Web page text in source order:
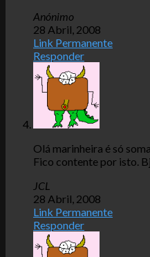
Anónimo
28 Abril, 2008
Link Permanente
Responder
Olá marinheira é só
Fico contente por isto.
JCL
28 Abril, 2008
Link Permanente
Responder